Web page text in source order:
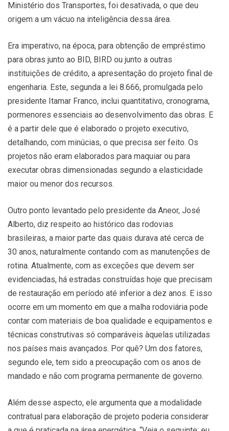
Ministério dos Transportes, foi desativada, o que deu
origem a um vácuo na inteligência dessa área.
Era imperativo, na época, para obtenção de empréstimo
para obras junto ao BID, BIRD ou junto a outras
instituições de crédito, a apresentação do projeto final de
engenharia. Este, segunda a lei 8.666, promulgada pelo
presidente Itamar Franco, inclui quantitativo, cronograma,
pormenores essenciais ao desenvolvimento das obras. E
é a partir dele que é elaborado o projeto executivo,
detalhando, com minúcias, o que precisa ser feito. Os
projetos não eram elaborados para maquiar ou para
executar obras dimensionadas segundo a elasticidade
maior ou menor dos recursos.
Outro ponto levantado pelo presidente da Aneor, José
Alberto, diz respeito ao histórico das rodovias
brasileiras, a maior parte das quais durava até cerca de
30 anos, naturalmente contando com as manutenções de
rotina. Atualmente, com as exceções que devem ser
evidenciadas, há estradas construídas hoje que precisam
de restauração em período até inferior a dez anos. E isso
ocorre em um momento em que a malha rodoviária pode
contar com materiais de boa qualidade e equipamentos e
técnicas construtivas só comparáveis àquelas utilizadas
nos países mais avançados. Por quê? Um dos fatores,
segundo ele, tem sido a preocupação com os anos de
mandado e não com programa permanente de governo.
Além desse aspecto, ele argumenta que a modalidade
contratual para elaboração de projeto poderia considerar